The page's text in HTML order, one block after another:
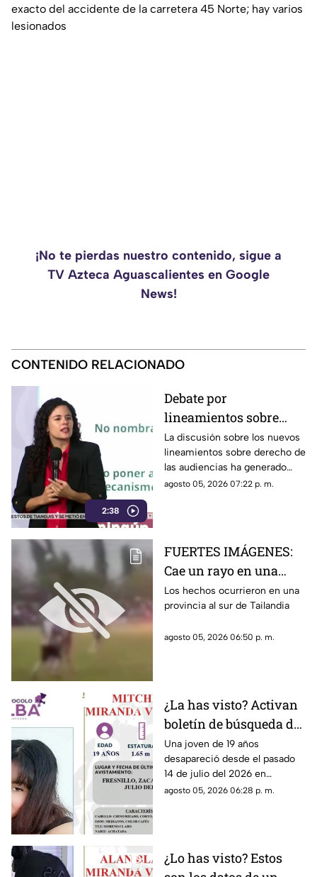
exacto del accidente de la carretera 45 Norte; hay varios
lesionados
¡No te pierdas nuestro contenido, sigue a
TV Azteca Aguascalientes en Google
News!
CONTENIDO RELACIONADO
2:38
Debate por
lineamientos sobre
derecho de las
audiencias y libertad
de expresión
La discusión sobre los nuevos
lineamientos sobre derecho de
las audiencias ha generado
posturas encontradas por su
agosto 05, 2026 07:22 p. m.
FUERTES IMÁGENES:
Cae un rayo en una
cancha donde se
disputaba un partido
jugadores perdió la
Los hechos ocurrieron en una
provincia al sur de Tailandia
agosto 05, 2026 06:50 p. m.
¿La has visto? Activan
boletín de búsqueda de
joven de 19 años
desaparecida en
Fresnillo Zacatecas
Una joven de 19 años
desapareció desde el pasado
14 de julio del 2026 en
Fresnillo, Zacatecas; La Fiscalía
agosto 05, 2026 06:28 p. m.
¿Lo has visto? Estos